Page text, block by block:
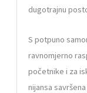
dugotrajnu
S potpuno
ravnomjerno
početnike i za
nijansa